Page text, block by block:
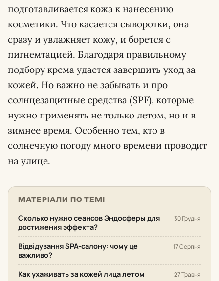
подготавливается кожа к нанесению
косметики. Что касается сыворотки, она
сразу и увлажняет кожу, и борется с
пигнемтацией. Благодаря правильному
подбору крема удается завершить уход за
кожей. Но важно не забывать и про
солнцезащитные средства (SPF), которые
нужно применять не только летом, но и в
зимнее время. Особенно тем, кто в
солнечную погоду много времени проводит
на улице.
МАТЕРІАЛИ ПО ТЕМІ
Сколько нужно сеансов Эндосферы для
достижения эффекта?
30 Грудня
Відвідування SPA-салону: чому це
важливо?
17 Серпня
Как ухаживать за кожей лица летом 27 Травня